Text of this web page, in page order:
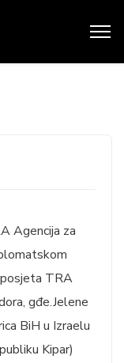
Agencija za
TRA
gđe.Jelene
BiH u Izraelu
Kipar)